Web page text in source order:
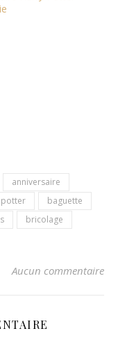
anniversaire
potter
baguette
bricolage
Aucun commentaire